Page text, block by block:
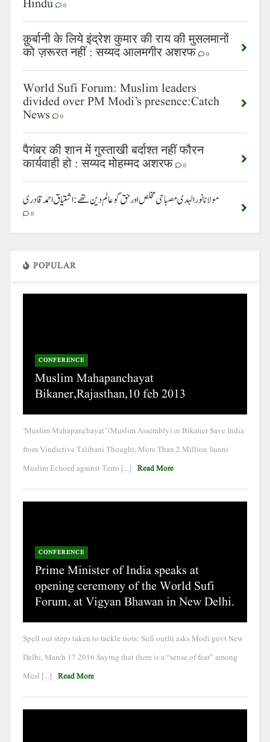
Hindu 0
क़ुर्बानी के लिये इंद्रेश कुमार की राय की मुसलमानों
को ज़रूरत नहीं : सय्यद आलमगीर अशरफ 0
World Sufi Forum: Muslim leaders
divided over PM Modi’s presence:Catch
News 0
पैगंबर की शान में गुस्ताखी बर्दाश्त नहीं फौरन
कार्यवाही हो : सय्यद मोहम्मद अशरफ 0
مولانا نورالہدی مصباحی مخلص اور حق گو عالم دین تھے: اشتیاق احمد قادری
0
POPULAR
CONFERENCE
Muslim Mahapanchayat
Bikaner,Rajasthan,10 feb 2013
‘Muslim Mahapanchayat’ (Muslim Assembly) in Bikaner Save India
from Vindictive Talibani Thought, More Than 2 Million Sunni
Muslim Echoed against Terro [...] Read More
CONFERENCE
Prime Minister of India speaks at
opening ceremony of the World Sufi
Forum, at Vigyan Bhawan in New Delhi.
Spell out steps taken to tackle riots: Sufi outfit asks Modi govt New
Delhi, March 17 2016 Saying that there is a “sense of fear” among
Musl [...] Read More